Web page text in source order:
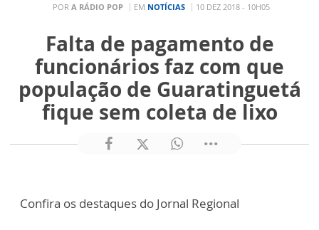
POR A RÁDIO POP EM NOTÍCIAS 10 DEZ 2018 - 10H05
Falta de pagamento de
funcionários faz com que
população de Guaratinguetá
fique sem coleta de lixo
Confira os destaques do Jornal Regional